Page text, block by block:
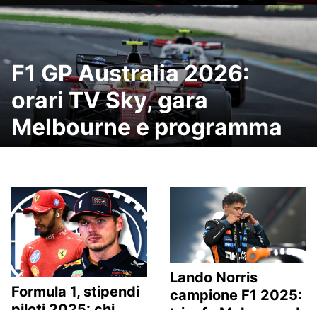
F1 GP Australia 2026:
orari TV Sky, gara
Melbourne e programma
Formula 1, stipendi
Lando Norris
campione F1 2025: